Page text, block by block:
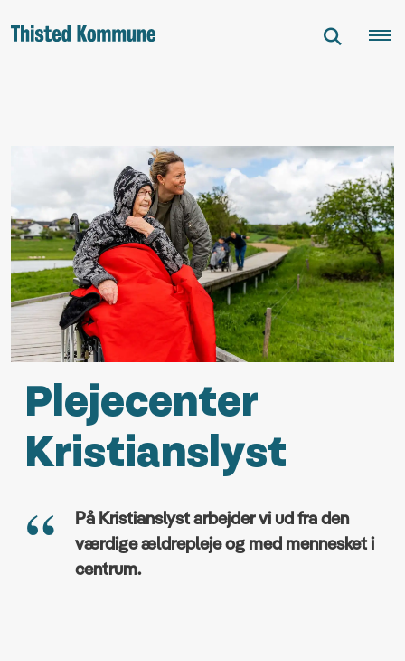
Plejecenter
Kristianslyst
På Kristianslyst arbejder vi ud fra den
værdige ældrepleje og med mennesket i
centrum.